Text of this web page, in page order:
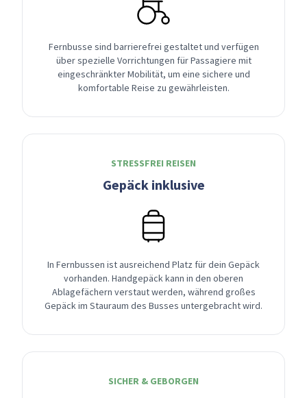
Fernbusse sind barrierefrei gestaltet und verfügen
über spezielle Vorrichtungen für Passagiere mit
eingeschränkter Mobilität, um eine sichere und
komfortable Reise zu gewährleisten.
STRESSFREI REISEN
Gepäck inklusive
In Fernbussen ist ausreichend Platz für dein Gepäck
vorhanden. Handgepäck kann in den oberen
Ablagefächern verstaut werden, während großes
Gepäck im Stauraum des Busses untergebracht wird.
SICHER & GEBORGEN